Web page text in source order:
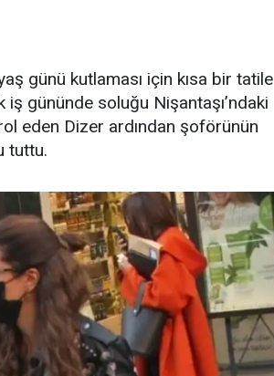
günü kutlaması için kısa bir tatile
iş gününde soluğu Nişantaşı’ndaki
eden Dizer ardından şoförünün
tuttu.